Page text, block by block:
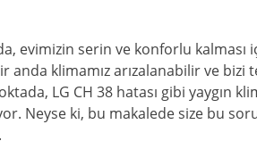
evimizin serin ve konforlu
klimamız arızalanabilir ve bizi
LG CH 38 hatası gibi yaygın
Neyse ki, bu makalede size bu